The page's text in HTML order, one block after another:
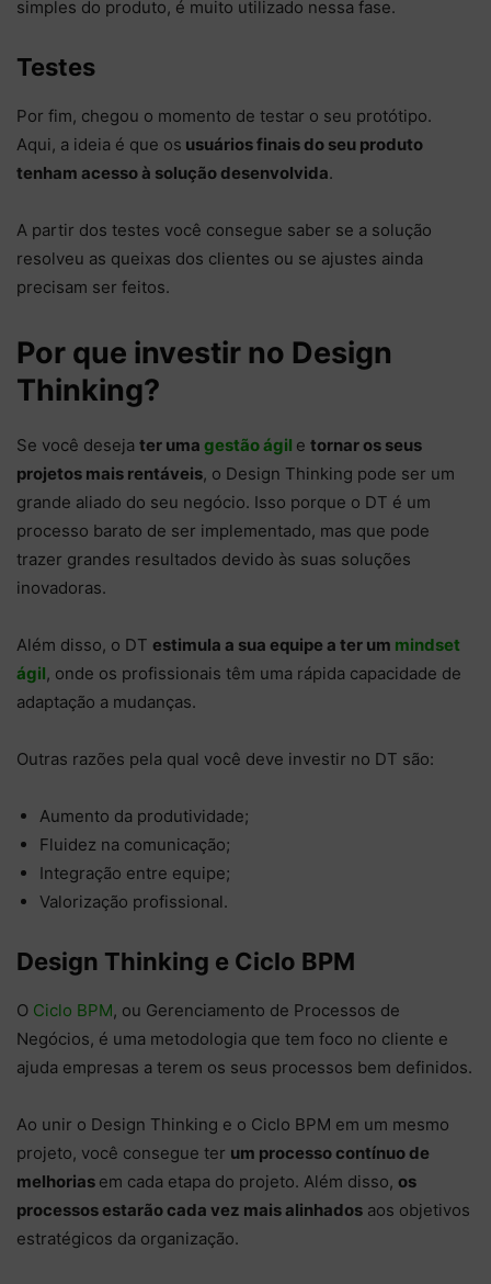
simples do produto, é muito utilizado nessa fase.
Testes
Por fim, chegou o momento de testar o seu protótipo.
Aqui, a ideia é que os usuários finais do seu produto
tenham acesso à solução desenvolvida.
A partir dos testes você consegue saber se a solução
resolveu as queixas dos clientes ou se ajustes ainda
precisam ser feitos.
Por que investir no Design
Thinking?
Se você deseja ter uma gestão ágil e tornar os seus
projetos mais rentáveis, o Design Thinking pode ser um
grande aliado do seu negócio. Isso porque o DT é um
processo barato de ser implementado, mas que pode
trazer grandes resultados devido às suas soluções
inovadoras.
Além disso, o DT estimula a sua equipe a ter um mindset
ágil, onde os profissionais têm uma rápida capacidade de
adaptação a mudanças.
Outras razões pela qual você deve investir no DT são:
Aumento da produtividade;
Fluidez na comunicação;
Integração entre equipe;
Valorização profissional.
Design Thinking e Ciclo BPM
O Ciclo BPM, ou Gerenciamento de Processos de
Negócios, é uma metodologia que tem foco no cliente e
ajuda empresas a terem os seus processos bem definidos.
Ao unir o Design Thinking e o Ciclo BPM em um mesmo
projeto, você consegue ter um processo contínuo de
melhorias em cada etapa do projeto. Além disso, os
processos estarão cada vez mais alinhados aos objetivos
estratégicos da organização.